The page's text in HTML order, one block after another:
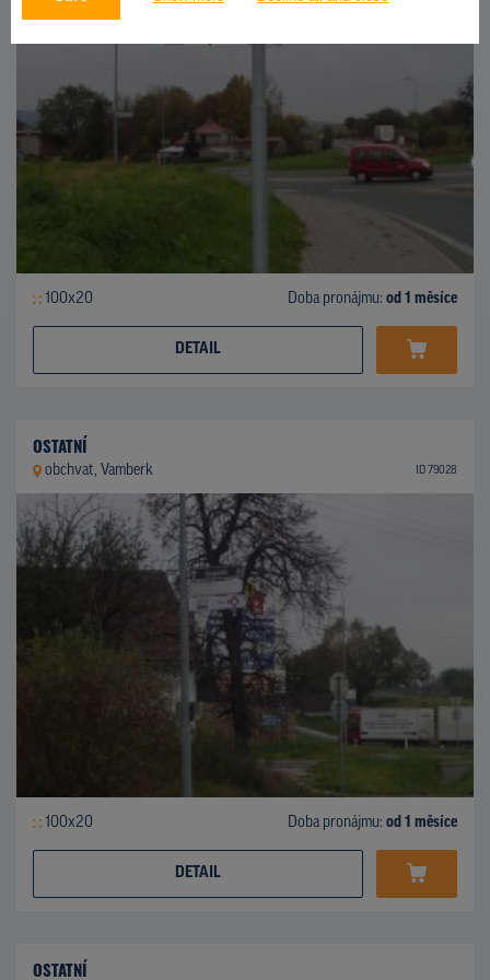
100x20 Doba pronájmu: od 1 měsíce
DETAIL
OSTATNÍ
obchvat, Vamberk ID 79028
100x20 Doba pronájmu: od 1 měsíce
DETAIL
OSTATNÍ